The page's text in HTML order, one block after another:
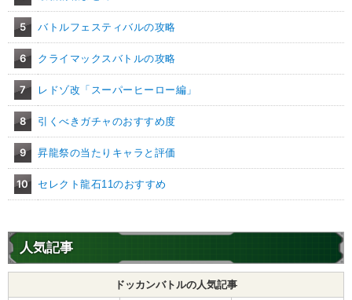
5 バトルフェスティバルの攻略
6 クライマックスバトルの攻略
7 レドゾ改「スーパーヒーロー編」
8 引くべきガチャのおすすめ度
9 昇龍祭の当たりキャラと評価
10 セレクト龍石11のおすすめ
人気記事
ドッカンバトルの人気記事